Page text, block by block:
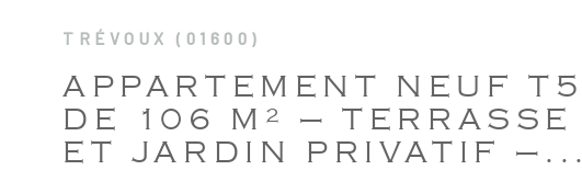
TRÉVOUX (01600)
APPARTEMENT NEUF T5
DE 106 M² – TERRASSE
ET JARDIN PRIVATIF –...